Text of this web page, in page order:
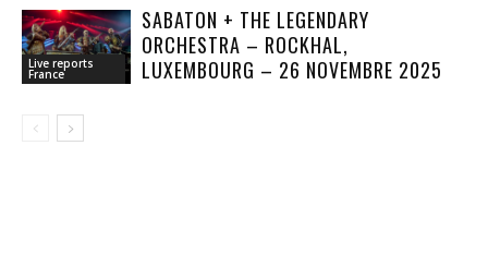
Live reports
France
SABATON + THE LEGENDARY
ORCHESTRA – ROCKHAL,
LUXEMBOURG – 26 NOVEMBRE 2025